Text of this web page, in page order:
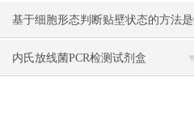
基于细胞形态判断贴壁状态的方法是
什么？细胞形态改变与贴壁能力的对
内氏放线菌PCR检测试剂盒